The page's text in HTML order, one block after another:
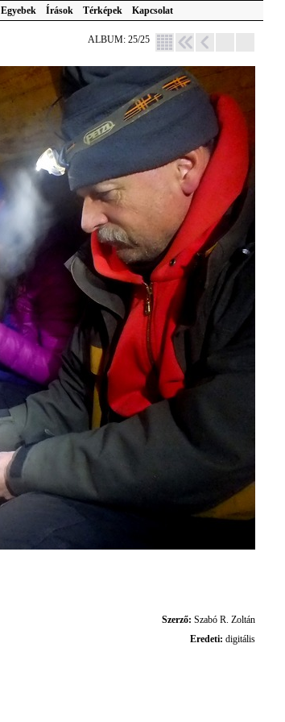
Egyebek Írások Térképek Kapcsolat
ALBUM: 25/25
Szerző: Szabó R. Zoltán
Eredeti: digitális